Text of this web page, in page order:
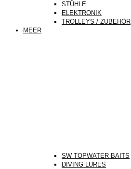
STÜHLE
ELEKTRONIK
TROLLEYS / ZUBEHÖR
MEER
SW TOPWATER BAITS
DIVING LURES